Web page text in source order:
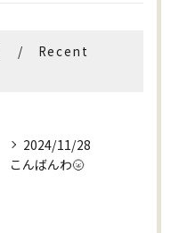
Recent
2024/11/28
こんばんわ🌝